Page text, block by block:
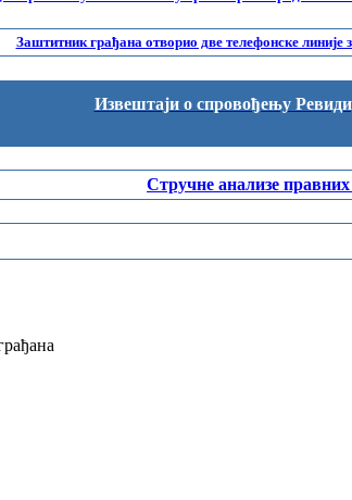
Заштитник грађана отворио две телефонске
Извештаји о спровођењу
Стручне анализе